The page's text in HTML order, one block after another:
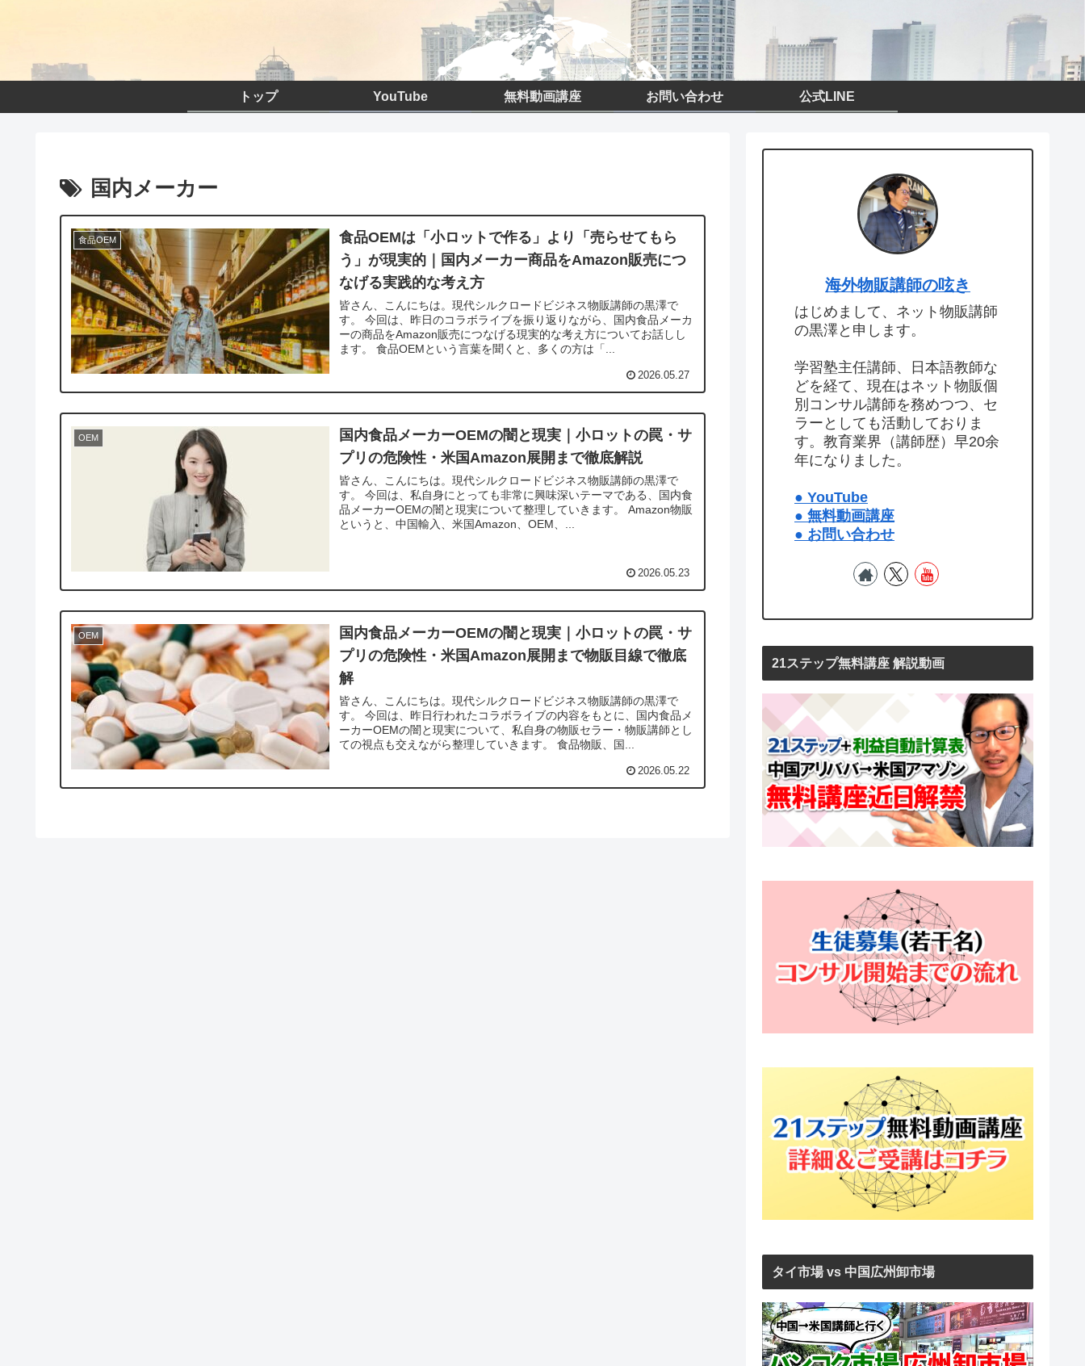
トップ YouTube 無料動画講座 お問い合わせ 公式LINE
国内メーカー
食品OEM
食品OEMは「小ロットで作る」より「売らせてもら
う」が現実的｜国内メーカー商品をAmazon販売につ
なげる実践的な考え方
皆さん、こんにちは。現代シルクロードビジネス物販講師の黒澤で
す。 今回は、昨日のコラボライブを振り返りながら、国内食品メーカ
ーの商品をAmazon販売につなげる現実的な考え方についてお話しし
ます。 食品OEMという言葉を聞くと、多くの方は「...
2026.05.27
OEM
国内食品メーカーOEMの闇と現実｜小ロットの罠・サ
プリの危険性・米国Amazon展開まで徹底解説
皆さん、こんにちは。現代シルクロードビジネス物販講師の黒澤で
す。 今回は、私自身にとっても非常に興味深いテーマである、国内食
品メーカーOEMの闇と現実について整理していきます。 Amazon物販
というと、中国輸入、米国Amazon、OEM、...
2026.05.23
OEM
国内食品メーカーOEMの闇と現実｜小ロットの罠・サ
プリの危険性・米国Amazon展開まで物販目線で徹底
解
皆さん、こんにちは。現代シルクロードビジネス物販講師の黒澤で
す。 今回は、昨日行われたコラボライブの内容をもとに、国内食品メ
ーカーOEMの闇と現実について、私自身の物販セラー・物販講師とし
ての視点も交えながら整理していきます。 食品物販、国...
2026.05.22
海外物販講師の呟き
はじめまして、ネット物販講師
の黒澤と申します。
学習塾主任講師、日本語教師な
どを経て、現在はネット物販個
別コンサル講師を務めつつ、セ
ラーとしても活動しておりま
す。教育業界（講師歴）早20余
年になりました。
● YouTube
● 無料動画講座
● お問い合わせ
21ステップ無料講座 解説動画
タイ市場 vs 中国広州卸市場